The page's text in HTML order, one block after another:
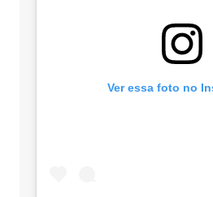
Ver essa foto no